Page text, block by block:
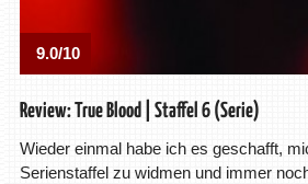
9.0/10
Review: True Blood | Staffel 6 (Serie)
Wieder einmal habe ich es geschafft,
Serienstaffel zu widmen und immer